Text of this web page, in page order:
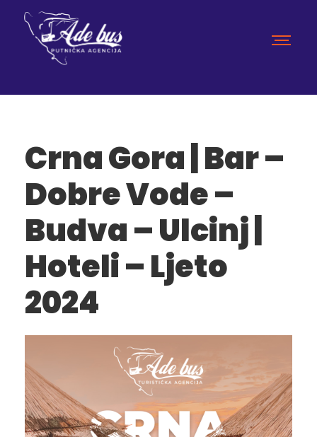
Crna Gora | Bar –
Dobre Vode –
Budva – Ulcinj |
Hoteli – Ljeto
2024